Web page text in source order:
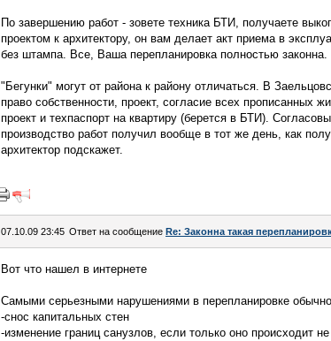
По завершению работ - зовете техника БТИ, получаете
проектом к архитектору, он вам делает акт приема в
без штампа. Все, Ваша перепланировка полностью законна.
"Бегунки" могут от района к району отличаться. В
право собственности, проект, согласие всех прописанных
проект и техпаспорт на квартиру (берется в БТИ).
производство работ получил вообще в тот же день, как
архитектор подскажет.
07.10.09 23:45 Ответ на сообщение Re: Законна такая
Вот что нашел в интернете
Самыми серьезными нарушениями в перепланировке
-снос капитальных стен
-изменение границ санузлов, если только оно происходит